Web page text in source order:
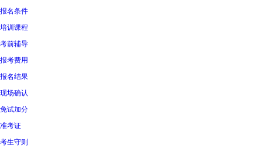
报名条件
培训课程
考前辅导
报考费用
报名结果
现场确认
免试加分
准考证
考生守则